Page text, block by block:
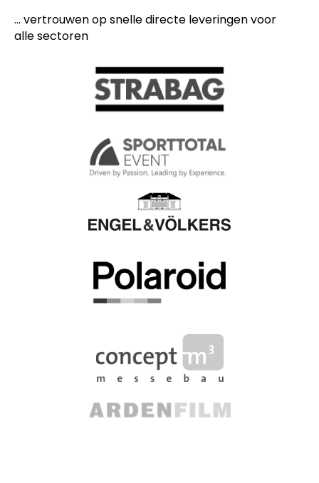
... vertrouwen op snelle directe leveringen voor
alle sectoren